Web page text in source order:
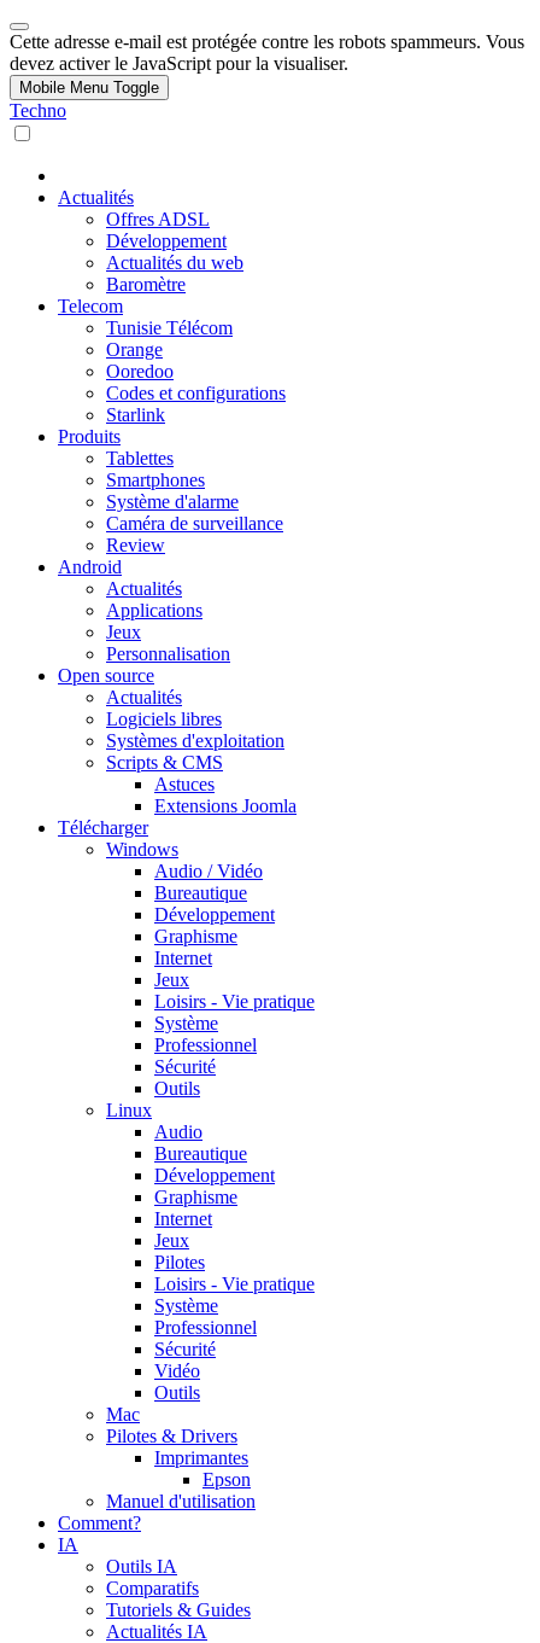
Cette adresse e-mail est protégée contre les robots spammeurs. Vous
devez activer le JavaScript pour la visualiser.
Mobile Menu Toggle
Techno
Actualités
Offres ADSL
Développement
Actualités du web
Baromètre
Telecom
Tunisie Télécom
Orange
Ooredoo
Codes et configurations
Starlink
Produits
Tablettes
Smartphones
Système d'alarme
Caméra de surveillance
Review
Android
Actualités
Applications
Jeux
Personnalisation
Open source
Actualités
Logiciels libres
Systèmes d'exploitation
Scripts & CMS
Astuces
Extensions Joomla
Télécharger
Windows
Audio / Vidéo
Bureautique
Développement
Graphisme
Internet
Jeux
Loisirs - Vie pratique
Système
Professionnel
Sécurité
Outils
Linux
Audio
Bureautique
Développement
Graphisme
Internet
Jeux
Pilotes
Loisirs - Vie pratique
Système
Professionnel
Sécurité
Vidéo
Outils
Mac
Pilotes & Drivers
Imprimantes
Epson
Manuel d'utilisation
Comment?
IA
Outils IA
Comparatifs
Tutoriels & Guides
Actualités IA